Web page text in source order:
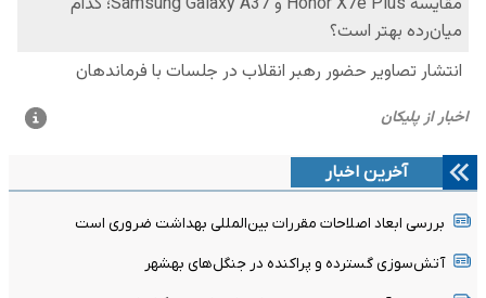
آخرین اخبار
بررسی ابعاد اصلاحات مقررات بین‌المللی بهداشت ضروری است
آتش‌سوزی گسترده و پراکنده در جنگل‌های بهشهر